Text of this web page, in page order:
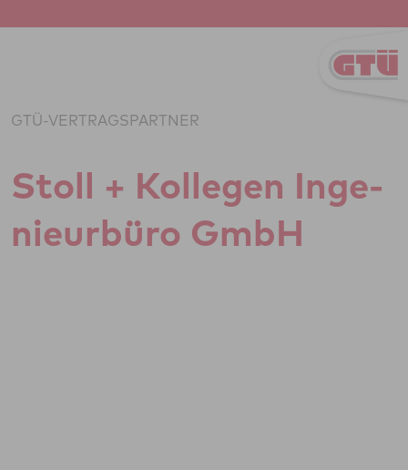
GTÜ-VERTRAGSPARTNER
Stoll + Kol­le­gen Inge­
ni­eu­r­büro GmbH